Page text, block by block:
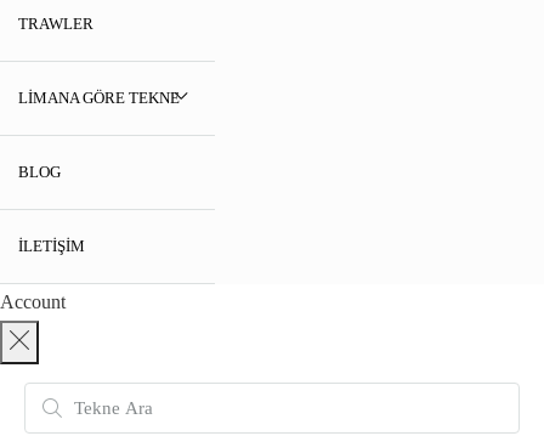
TRAWLER
LIMANA GÖRE TEKNE
BLOG
İLETIŞIM
Account